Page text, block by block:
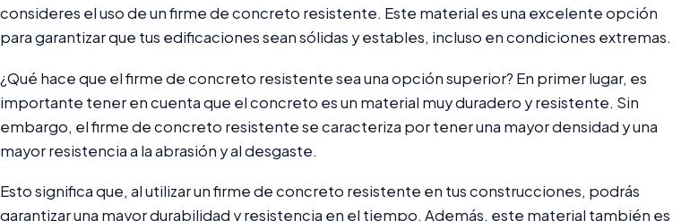
consideres el uso de un firme de concreto resistente. Este material es una excelente opción
para garantizar que tus edificaciones sean sólidas y estables, incluso en condiciones extremas.
¿Qué hace que el firme de concreto resistente sea una opción superior? En primer lugar, es
importante tener en cuenta que el concreto es un material muy duradero y resistente. Sin
embargo, el firme de concreto resistente se caracteriza por tener una mayor densidad y una
mayor resistencia a la abrasión y al desgaste.
Esto significa que, al utilizar un firme de concreto resistente en tus construcciones, podrás
garantizar una mayor durabilidad y resistencia en el tiempo. Además, este material también es